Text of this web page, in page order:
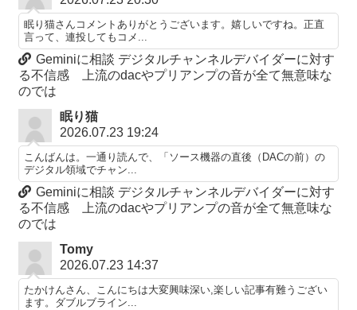
眠り猫さんコメントありがとうございます。嬉しいですね。正直
言って、連投してもコメ...
Geminiに相談 デジタルチャンネルデバイダーに対す
る不信感 上流のdacやプリアンプの音が全て無意味な
のでは
眠り猫
2026.07.23 19:24
こんばんは。一通り読んで、「ソース機器の直後（DACの前）の
デジタル領域でチャン...
Geminiに相談 デジタルチャンネルデバイダーに対す
る不信感 上流のdacやプリアンプの音が全て無意味な
のでは
Tomy
2026.07.23 14:37
たかけんさん、こんにちは大変興味深い,楽しい記事有難うござい
ます。ダブルブライン...